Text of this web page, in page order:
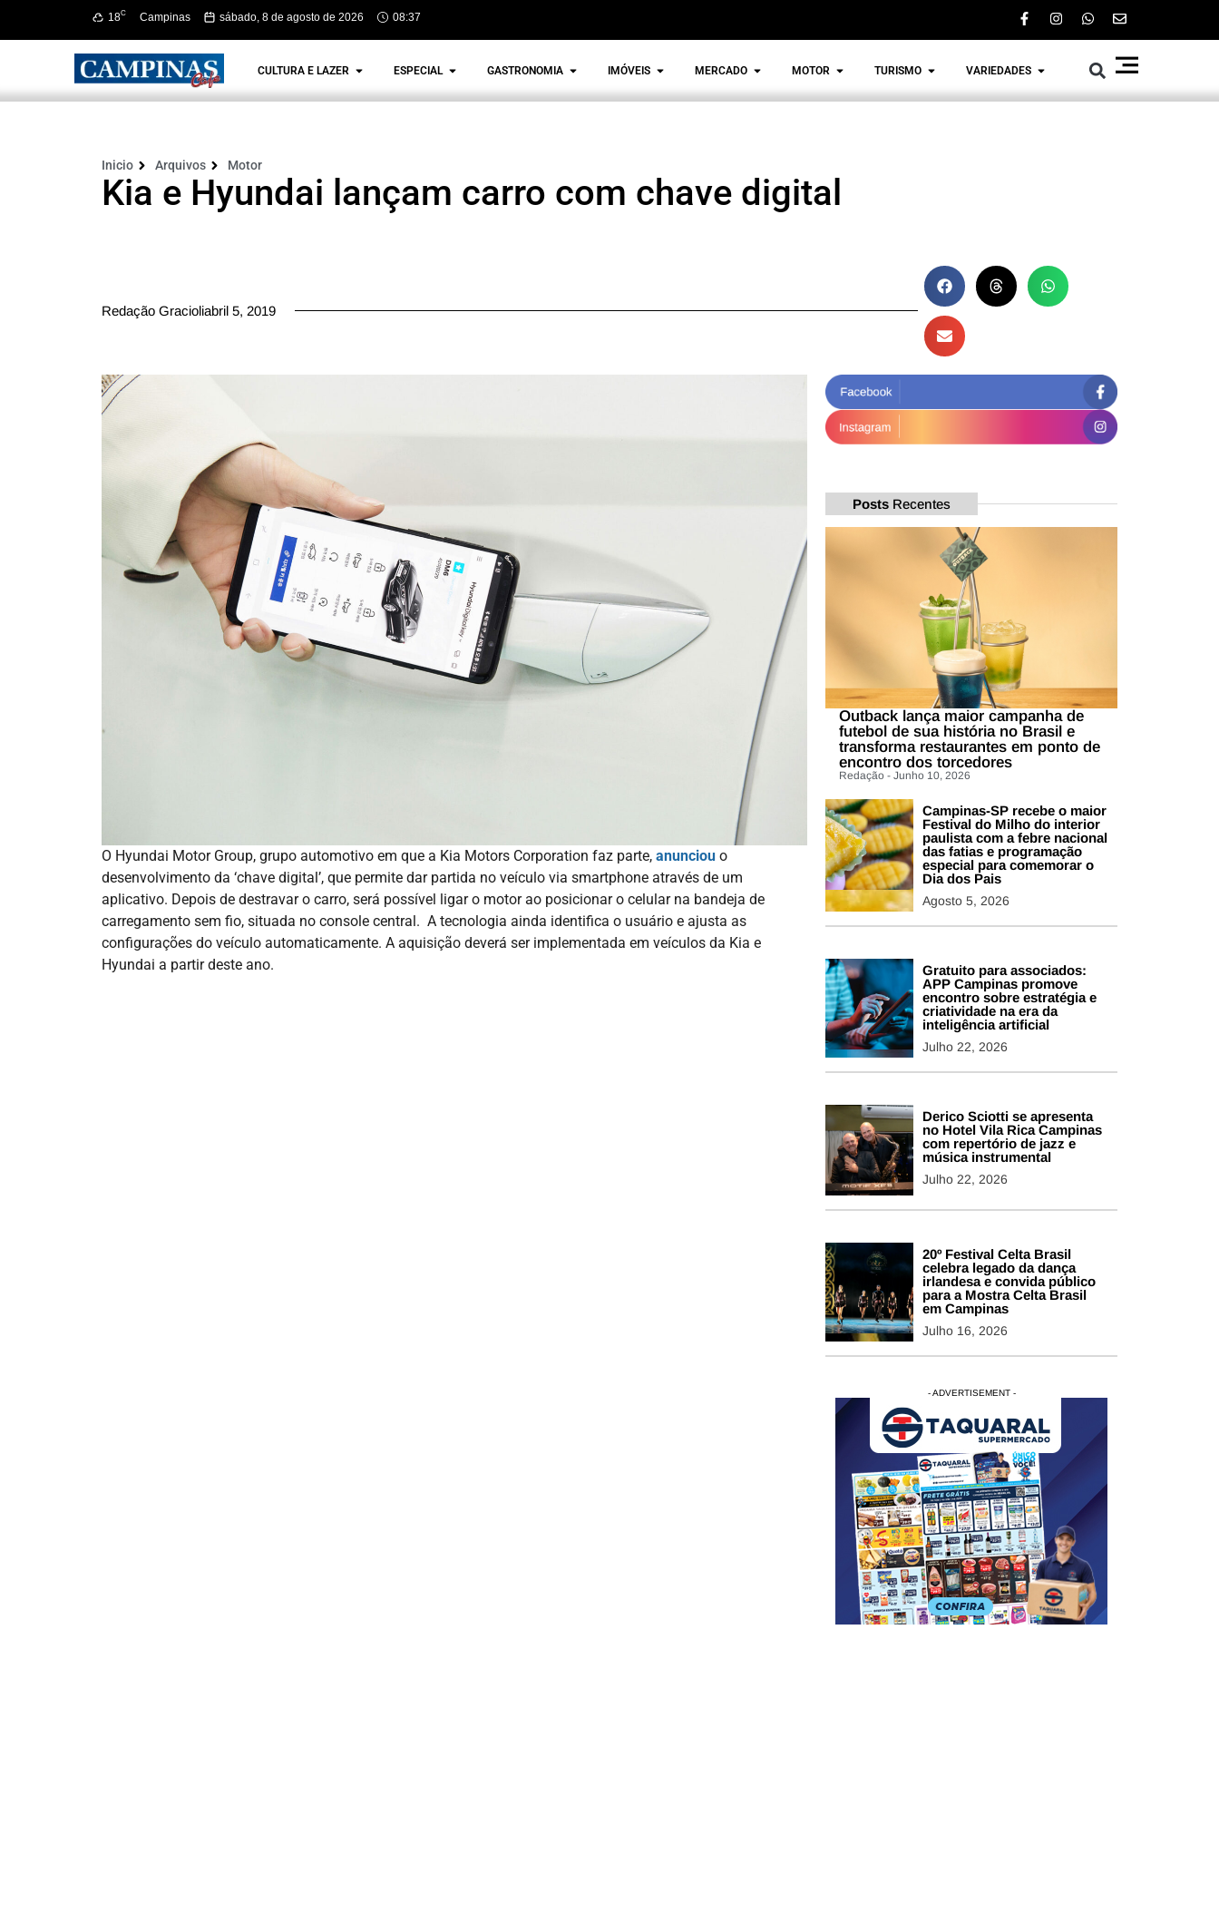
18C Campinas sábado, 8 de agosto de 2026 08:37
CULTURA E LAZER ESPECIAL GASTRONOMIA IMÓVEIS MERCADO MOTOR TURISMO VARIEDADES
Inicio Arquivos Motor
Kia e Hyundai lançam carro com chave digital
Redação Gracioliabril 5, 2019
O Hyundai Motor Group, grupo automotivo em que a Kia Motors Corporation faz parte, anunciou o
desenvolvimento da ‘chave digital’, que permite dar partida no veículo via smartphone através de um
aplicativo. Depois de destravar o carro, será possível ligar o motor ao posicionar o celular na bandeja de
carregamento sem fio, situada no console central. A tecnologia ainda identifica o usuário e ajusta as
configurações do veículo automaticamente. A aquisição deverá ser implementada em veículos da Kia e
Hyundai a partir deste ano.
Posts Recentes
Outback lança maior campanha de
futebol de sua história no Brasil e
transforma restaurantes em ponto de
encontro dos torcedores
Redação - Junho 10, 2026
Campinas-SP recebe o maior
Festival do Milho do interior
paulista com a febre nacional
das fatias e programação
especial para comemorar o
Dia dos Pais
Agosto 5, 2026
Gratuito para associados:
APP Campinas promove
encontro sobre estratégia e
criatividade na era da
inteligência artificial
Julho 22, 2026
Derico Sciotti se apresenta
no Hotel Vila Rica Campinas
com repertório de jazz e
música instrumental
Julho 22, 2026
20º Festival Celta Brasil
celebra legado da dança
irlandesa e convida público
para a Mostra Celta Brasil
em Campinas
Julho 16, 2026
- ADVERTISEMENT -